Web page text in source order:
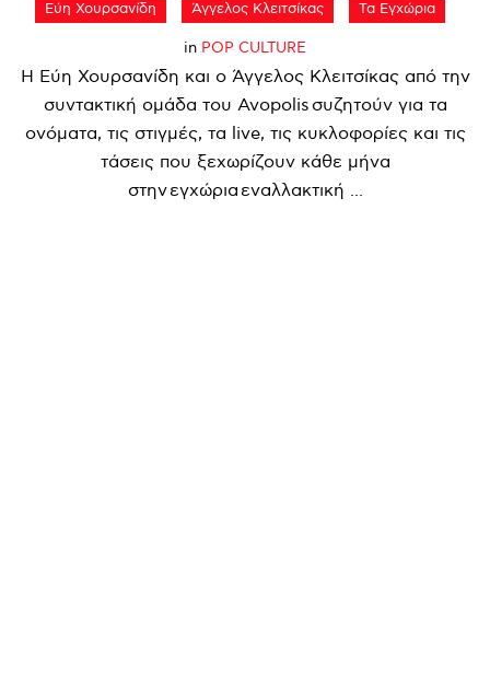
Εύη Χουρσανίδη Άγγελος Κλειτσίκας Τα Εγχώρια
in POP CULTURE
Η Εύη Χουρσανίδη και ο Άγγελος Κλειτσίκας από την
συντακτική ομάδα του Avopolis συζητούν για τα
ονόματα, τις στιγμές, τα live, τις κυκλοφορίες και τις
τάσεις που ξεχωρίζουν κάθε μήνα
στην εγχώρια εναλλακτική ...